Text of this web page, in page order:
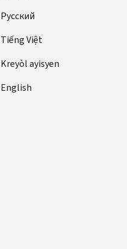
Pусский
Tiếng Việt
Kreyòl ayisyen
English